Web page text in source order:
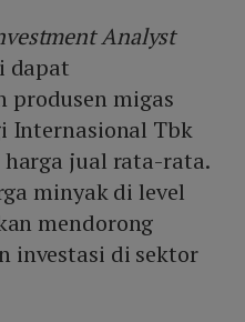
Analyst
dapat
produsen migas
Internasional Tbk
harga jual rata-rata.
minyak di level
mendorong
investasi di sektor